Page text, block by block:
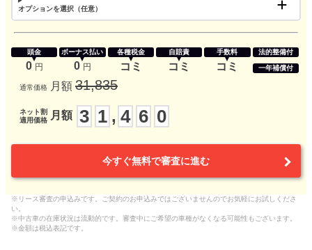
オプションを選択（任意）
頭金
0 円
ボーナス払い
0 円
各種税金
コミ
自賠責
コミ
手数料
コミ
法的整備付
一年補償付
通常価格 月額 31,835
ネット割
適用価格
月額 3 1 , 4 6 0
今すぐ無料で審査に進む
※リース審査の申込みです。ご契約のお申込みではございませんのでお気軽にお試しくださ
い。
※中古車の在庫状況は流動的です。審査中にご希望の車種がなくなる可能性もございます。
※金額は税込表記です。